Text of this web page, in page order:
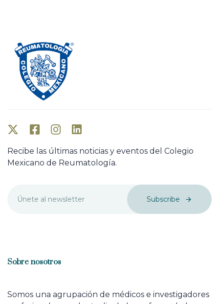
Recibe las últimas noticias y eventos del Colegio
Mexicano de Reumatología.
Subscribe
Sobre nosotros
Somos una agrupación de médicos e investigadores